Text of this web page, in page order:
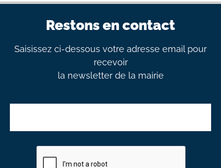
Restons en contact
Saisissez ci-dessous votre adresse email pour
recevoir
la newsletter de la mairie